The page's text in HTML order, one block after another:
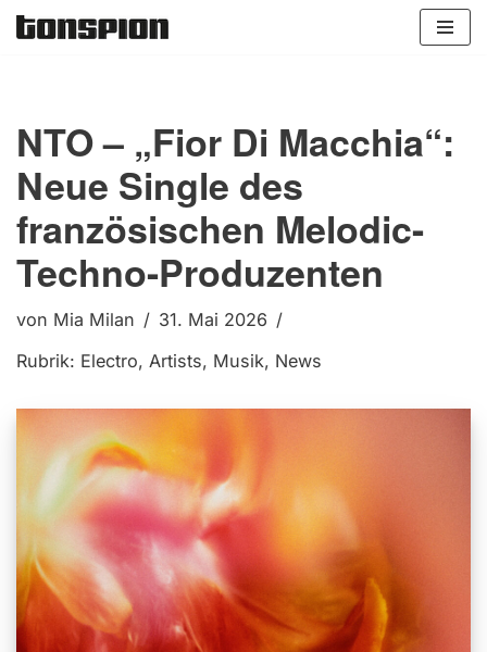
NTO – „Fior Di Macchia“:
Neue Single des
französischen Melodic-
Techno-Produzenten
von Mia Milan
31. Mai 2026
Rubrik: Electro, Artists, Musik, News